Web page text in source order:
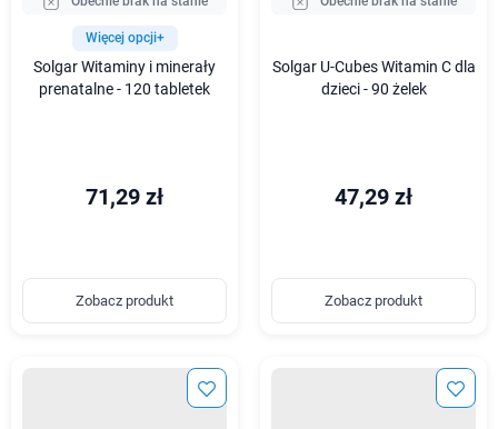
Więcej opcji+
Solgar Witaminy i minerały
prenatalne - 120 tabletek
71,29 zł
Zobacz produkt
Solgar U-Cubes Witamin C dla
dzieci - 90 żelek
47,29 zł
Zobacz produkt